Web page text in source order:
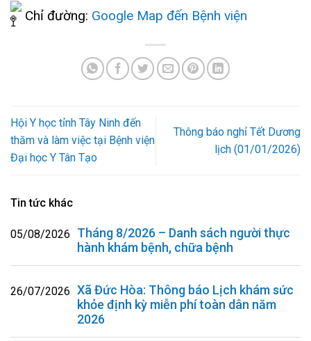
Chỉ đường: Google Map đến Bệnh viện
Hội Y học tỉnh Tây Ninh đến
thăm và làm việc tại Bệnh viện
Đại học Y Tân Tạo
Thông báo nghỉ Tết Dương
lịch (01/01/2026)
Tin tức khác
05/08/2026
Tháng 8/2026 – Danh sách người thực
hành khám bệnh, chữa bệnh
26/07/2026 Xã Đức Hòa: Thông báo Lịch khám sức
khỏe định kỳ miễn phí toàn dân năm
2026